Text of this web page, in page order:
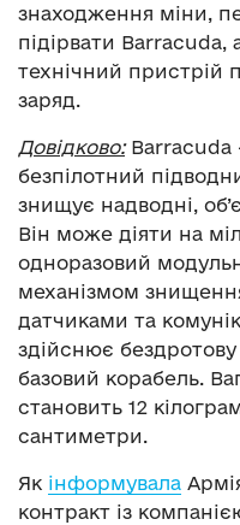
знаходження міни,
підірвати
технічний пристрій
заряд.
Довідково:Barracuda
безпілотний
знищує надводні,
Він може діяти на
одноразовий
механізмом
датчиками та
здійснює
базовий корабель.
становить 12
сантиметри.
Як інформувала
контракт із